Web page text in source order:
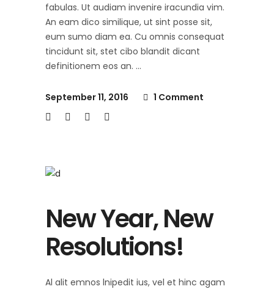
fabulas. Ut audiam invenire iracundia vim.
An eam dico similique, ut sint posse sit,
eum sumo diam ea. Cu omnis consequat
tincidunt sit, stet cibo blandit dicant
definitionem eos an.
September 11, 2016 1 Comment
New Year, New
Resolutions!
Al alit emnos lnipedit ius, vel et hinc agam